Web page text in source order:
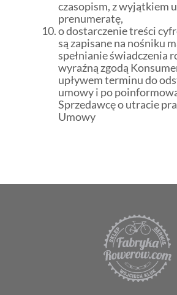
czasopism, z wyjątkiem
prenumeratę,
o dostarczenie treści
są zapisane na nośniku
spełnianie świadczenia
wyraźną zgodą
upływem terminu do
umowy i po
Sprzedawcę o utracie
Umowy